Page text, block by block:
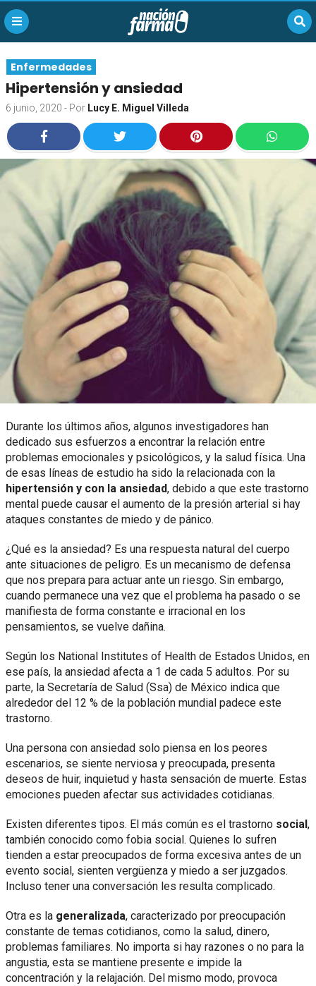
Enfermedades
Hipertensión y ansiedad
6 junio, 2020 - Por Lucy E. Miguel Villeda
Durante los últimos años, algunos investigadores han
dedicado sus esfuerzos a encontrar la relación entre
problemas emocionales y psicológicos, y la salud física. Una
de esas líneas de estudio ha sido la relacionada con la
hipertensión y con la ansiedad, debido a que este trastorno
mental puede causar el aumento de la presión arterial si hay
ataques constantes de miedo y de pánico.
¿Qué es la ansiedad? Es una respuesta natural del cuerpo
ante situaciones de peligro. Es un mecanismo de defensa
que nos prepara para actuar ante un riesgo. Sin embargo,
cuando permanece una vez que el problema ha pasado o se
manifiesta de forma constante e irracional en los
pensamientos, se vuelve dañina.
Según los National Institutes of Health de Estados Unidos, en
ese país, la ansiedad afecta a 1 de cada 5 adultos. Por su
parte, la Secretaría de Salud (Ssa) de México indica que
alrededor del 12 % de la población mundial padece este
trastorno.
Una persona con ansiedad solo piensa en los peores
escenarios, se siente nerviosa y preocupada, presenta
deseos de huir, inquietud y hasta sensación de muerte. Estas
emociones pueden afectar sus actividades cotidianas.
Existen diferentes tipos. El más común es el trastorno social ,
también conocido como fobia social. Quienes lo sufren
tienden a estar preocupados de forma excesiva antes de un
evento social, sienten vergüenza y miedo a ser juzgados.
Incluso tener una conversación les resulta complicado.
Otra es la generalizada, caracterizado por preocupación
constante de temas cotidianos, como la salud, dinero,
problemas familiares. No importa si hay razones o no para la
angustia, esta se mantiene presente e impide la
concentración y la relajación. Del mismo modo, provoca